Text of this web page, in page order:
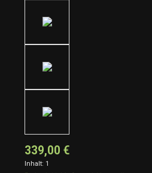
339,00 €
Inhalt: 1